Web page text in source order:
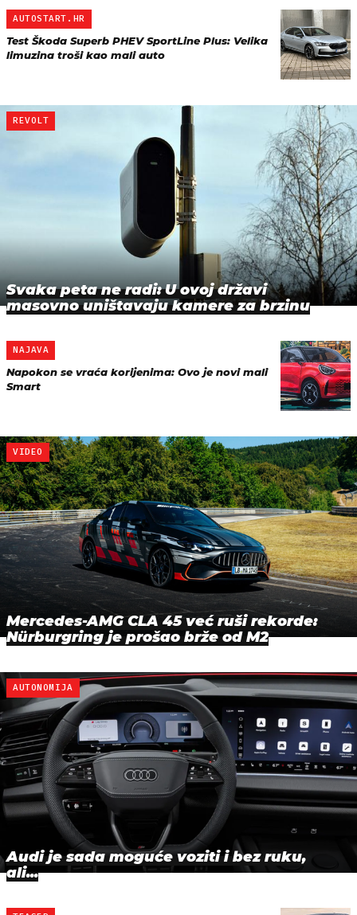
AUTOSTART.HR
Test Škoda Superb PHEV SportLine Plus: Velika
limuzina troši kao mali auto
REVOLT
Svaka peta ne radi: U ovoj državi
masovno uništavaju kamere za brzinu
NAJAVA
Napokon se vraća korijenima: Ovo je novi mali
Smart
VIDEO
Mercedes-AMG CLA 45 već ruši rekorde:
Nürburgring je prošao brže od M2
AUTONOMIJA
Audi je sada moguće voziti i bez ruku,
ali...